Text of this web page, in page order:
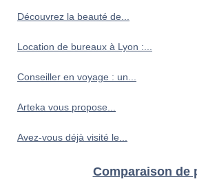
Découvrez la beauté de...
Location de bureaux à Lyon :...
Conseiller en voyage : un...
Arteka vous propose...
Avez-vous déjà visité le...
Comparaison de